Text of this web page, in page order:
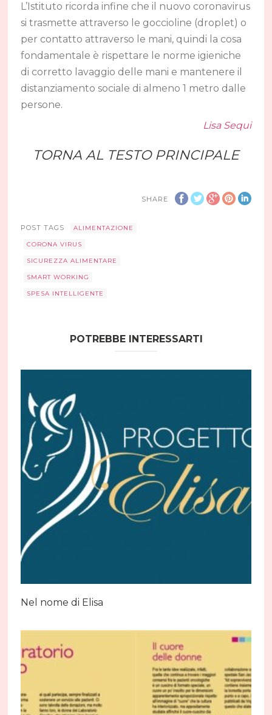
L’Istituto ricorda infine che il nuovo coronavirus
si trasmette attraverso le goccioline (droplet) o
per contatto attraverso le mani, quindi la cosa
fondamentale è rispettare le norme igieniche
di corretto lavaggio delle mani e mantenere il
distanziamento sociale di almeno 1 metro dalle
persone.
Lisa Sequi
TORNA AL TESTO PRINCIPALE
SHARE
POST TAGS ALIMENTAZIONE
CORONA VIRUS
SICUREZZA ALIMENTARE
SMART WORKING
SPESA INTELLIGENTE
POTREBBE INTERESSARTI
Nel nome di Elisa